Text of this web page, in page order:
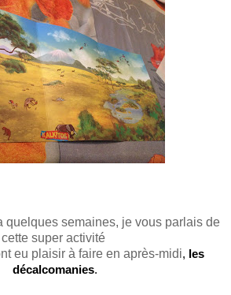
quelques semaines, je vous parlais de
cette super activité
eu plaisir à faire en après-midi, les
décalcomanies.